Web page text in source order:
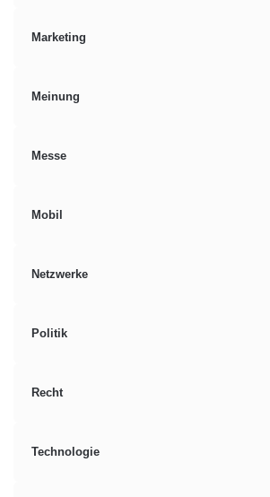
Marketing
Meinung
Messe
Mobil
Netzwerke
Politik
Recht
Technologie